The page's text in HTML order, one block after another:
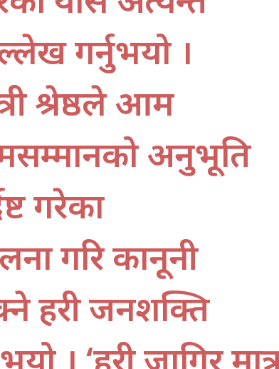
गर्नुभयो ।
श्रेष्ठले आम
अनुभूति
गरेका
गरि कानूनी
प्रहरी जनशक्ति
। ‘प्रहरी जागिर